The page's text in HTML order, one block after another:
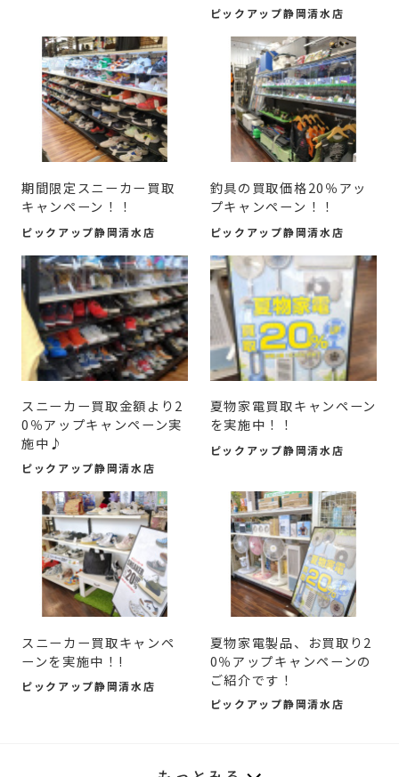
ピックアップ静岡清水店
期間限定スニーカー買取
キャンペーン！！
ピックアップ静岡清水店
釣具の買取価格20％アッ
プキャンペーン！！
ピックアップ静岡清水店
スニーカー買取金額より2
0％アップキャンペーン実
施中♪
ピックアップ静岡清水店
夏物家電買取キャンペーン
を実施中！！
ピックアップ静岡清水店
スニーカー買取キャンペ
ーンを実施中！!
ピックアップ静岡清水店
夏物家電製品、お買取り2
0％アップキャンペーンの
ご紹介です！
ピックアップ静岡清水店